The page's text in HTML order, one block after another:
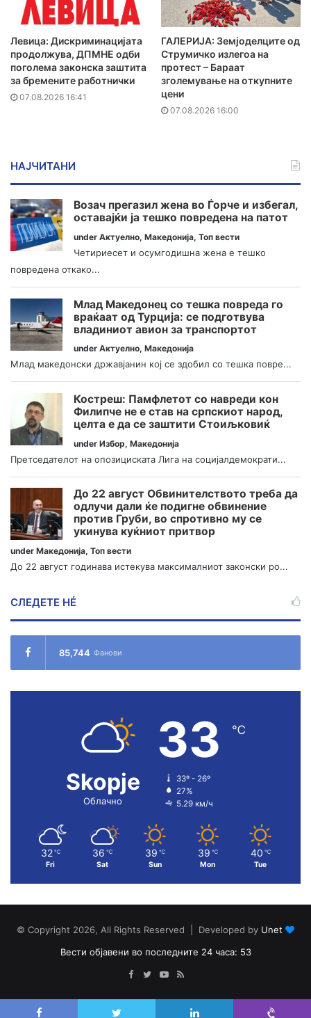
Левица: Дискриминацијата
продолжува, ДПМНЕ одби
поголема законска заштита
за бремените работнички
07.08.2026 16:41
ГАЛЕРИЈА: Земјоделците од
Струмичко излегоа на
протест – Бараат
зголемување на откупните
цени
07.08.2026 16:00
НАЈЧИТАНИ
Возач прегазил жена во Ѓорче и избегал,
оставајќи ја тешко повредена на патот
under Актуелно, Македонија, Топ вести
Четириесет и осумгодишна жена е тешко
повредена откако...
Млад Македонец со тешка повреда го
враќаат од Турција: се подготвува
владиниот авион за транспортот
under Актуелно, Македонија
Млад македонски државјанин кој се здобил со тешка повре...
Костреш: Памфлетот со навреди кон
Филипче не е став на српскиот народ,
целта е да се заштити Стоиљковиќ
under Избор, Македонија
Претседателот на опозициската Лига на социјалдемократи...
До 22 август Обвинителството треба да
одлучи дали ќе подигне обвинение
против Груби, во спротивно му се
укинува куќниот притвор
under Македонија, Топ вести
До 22 август годинава истекува максималниот законски ро...
СЛЕДЕТЕ НÉ
85,744 Фанови
Skopje
Облачно
33 ℃
33º - 26º
27%
5.29 км/ч
32 ℃
Fri
36 ℃
Sat
39 ℃
Sun
39 ℃
Mon
40 ℃
Tue
© Copyright 2026, All Rights Reserved | Developed by Unet
Вести објавени во последните 24 часа: 53
Facebook
TwitterYouTube
RSS